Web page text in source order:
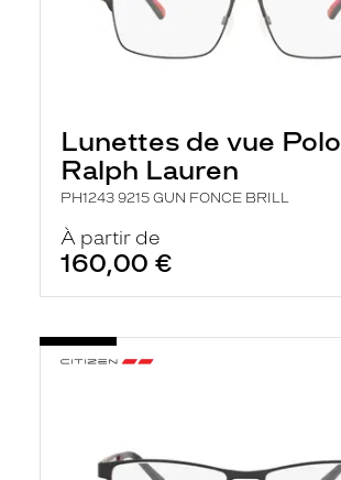
Lunettes de vue Polo
Ralph Lauren
PH1243 9215 GUN FONCE BRILL
À partir de
160,00 €